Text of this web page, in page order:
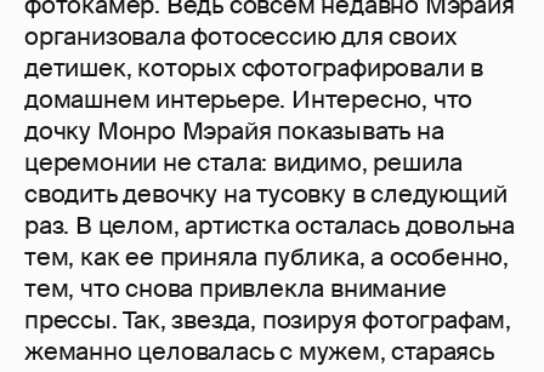
организовала фотосессию для своих
детишек, которых сфотографировали в
домашнем интерьере. Интересно, что
дочку Монро Мэрайя показывать на
церемонии не стала: видимо, решила
сводить девочку на тусовку в следующий
раз. В целом, артистка осталась довольна
тем, как ее приняла публика, а особенно,
тем, что снова привлекла внимание
прессы. Так, звезда, позируя фотографам,
жеманно целовалась с мужем, стараясь